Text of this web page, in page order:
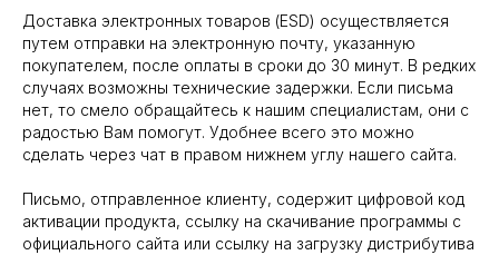
Доставка электронных товаров (ESD) осуществляется
путем отправки на электронную почту, указанную
покупателем, после оплаты в сроки до 30 минут. В редких
случаях возможны технические задержки. Если письма
нет, то смело обращайтесь к нашим специалистам, они с
радостью Вам помогут. Удобнее всего это можно
сделать через чат в правом нижнем углу нашего сайта.
Письмо, отправленное клиенту, содержит цифровой код
активации продукта, ссылку на скачивание программы с
официального сайта или ссылку на загрузку дистрибутива